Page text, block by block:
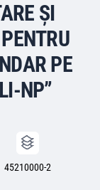
ȘI
PE
NP”
45210000-2